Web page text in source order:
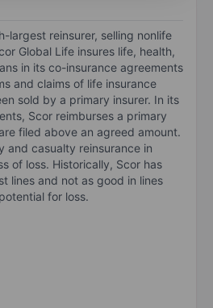
largest reinsurer, selling nonlife
Global Life insures life, health,
in its co-insurance agreements
and claims of life insurance
sold by a primary insurer. In its
Scor reimburses a primary
filed above an agreed amount.
and casualty reinsurance in
of loss. Historically, Scor has
lines and not as good in lines
for loss.